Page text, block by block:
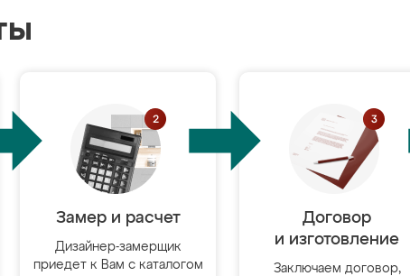
Замер и расчет
Дизайнер-замерщик
приедет к Вам с каталогом
Договор
и изготовление
Заключаем договор,